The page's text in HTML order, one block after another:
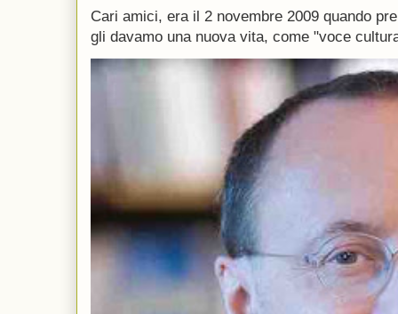
Cari amici, era il 2 novembre 2009 quando
gli davamo una nuova vita, come "voce